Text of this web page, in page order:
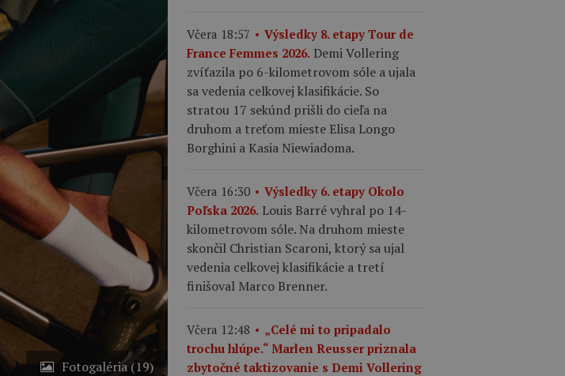
Fotogaléria (19)
Včera 18:57
Výsledky 8. etapy Tour de
France Femmes 2026. Demi Vollering
zvíťazila po 6-kilometrovom sóle a ujala
sa vedenia celkovej klasifikácie. So
stratou 17 sekúnd prišli do cieľa na
druhom a treťom mieste Elisa Longo
Borghini a Kasia Niewiadoma.
Včera 16:30
Výsledky 6. etapy Okolo
Poľska 2026. Louis Barré vyhral po 14-
kilometrovom sóle. Na druhom mieste
skončil Christian Scaroni, ktorý sa ujal
vedenia celkovej klasifikácie a tretí
finišoval Marco Brenner.
Včera 12:48
„Celé mi to pripadalo
trochu hlúpe.“ Marlen Reusser priznala
zbytočné taktizovanie s Demi Vollering